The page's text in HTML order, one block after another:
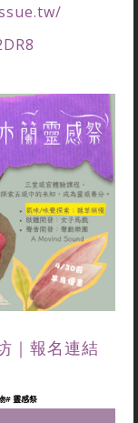
｜報名連結
# 靈感祭